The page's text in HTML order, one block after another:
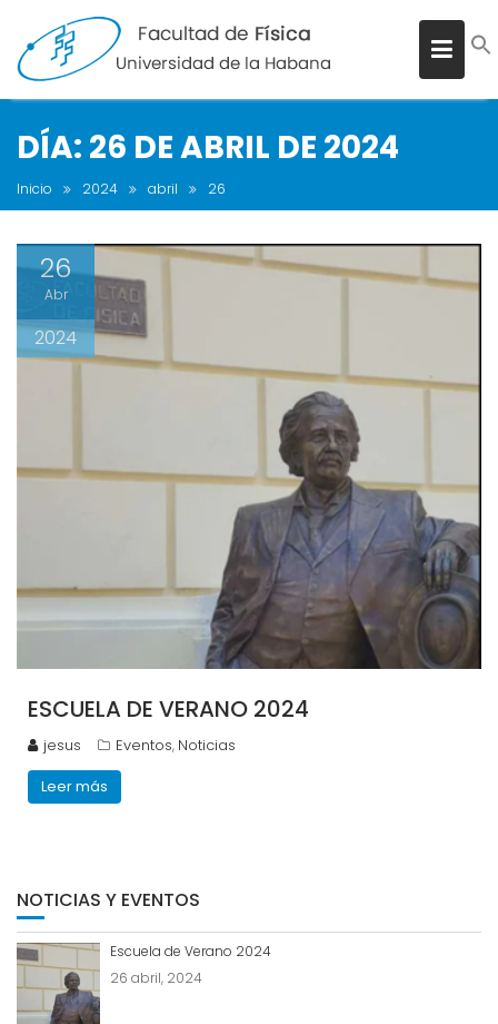
DÍA: 26 DE ABRIL DE 2024
Inicio 2024 abril 26
26
Abr
2024
ESCUELA DE VERANO 2024
jesus Eventos, Noticias
Leer más
NOTICIAS Y EVENTOS
Escuela de Verano 2024
26 abril, 2024